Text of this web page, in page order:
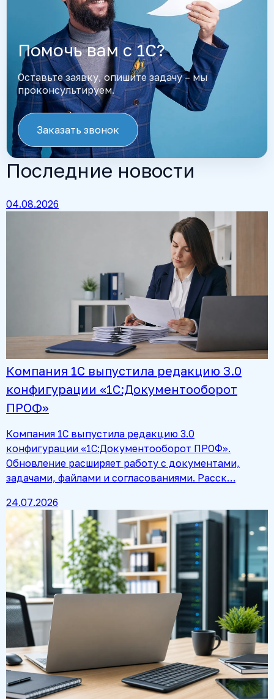
Помочь вам с 1С?
Оставьте заявку, опишите задачу – мы
проконсультируем.
Заказать звонок
Последние новости
04.08.2026
Компания 1С выпустила редакцию 3.0
конфигурации «1С:Документооборот
ПРОФ»
Компания 1С выпустила редакцию 3.0
конфигурации «1С:Документооборот ПРОФ».
Обновление расширяет работу с документами,
задачами, файлами и согласованиями. Расск…
24.07.2026